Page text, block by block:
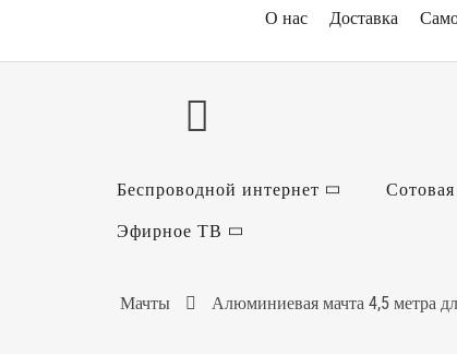
О нас Доставка
Беспроводной интернет Сотовая
Эфирное ТВ
Мачты Алюминиевая мачта 4,5 метра